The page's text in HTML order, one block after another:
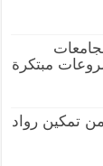
20 عامًا من تمكين رواد